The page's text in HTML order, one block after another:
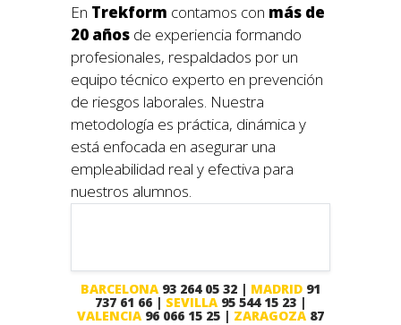
En Trekform contamos con más de
20 años de experiencia formando
profesionales, respaldados por un
equipo técnico experto en prevención
de riesgos laborales. Nuestra
metodología es práctica, dinámica y
está enfocada en asegurar una
empleabilidad real y efectiva para
nuestros alumnos.
BARCELONA 93 264 05 32 | MADRID 91
737 61 66 | SEVILLA 95 544 15 23 |
VALENCIA 96 066 15 25 | ZARAGOZA 87